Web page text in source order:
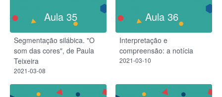
Aula 35
Segmentação silábica. "O
som das cores", de Paula
Teixeira
2021-03-08
Aula 36
Interpretação e
compreensão: a notícia
2021-03-10